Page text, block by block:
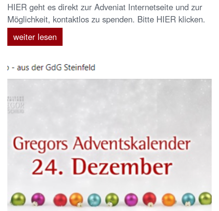
HIER geht es direkt zur Adveniat Internetseite und zur
Möglichkeit, kontaktlos zu spenden. Bitte HIER klicken.
weiter lesen